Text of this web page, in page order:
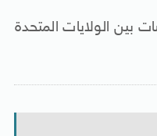
بين الولايات المتحدة